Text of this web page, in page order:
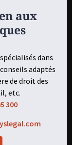
aux
dans
adaptés
de droit des
etc.
300